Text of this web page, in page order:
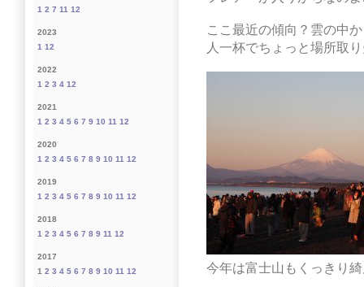
ここ最近の傾向？雲の中
人一杯でちょっと場所取
今年は富士山もくっきり
1 2 7 11 12
2023
1 12
2022
1 2 3 4 12
2021
1 2 3 4 5 6 7 9 10 11 12
2020
1 2 3 4 5 6 7 8 9 10 11 12
2019
1 2 3 4 5 6 7 8 9 10 11 12
2018
1 2 3 4 5 6 7 8 9 11 12
2017
1 2 3 4 5 6 7 8 9 10 11 12